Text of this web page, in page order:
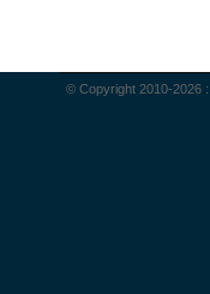
© Copyright 2010-2026 :